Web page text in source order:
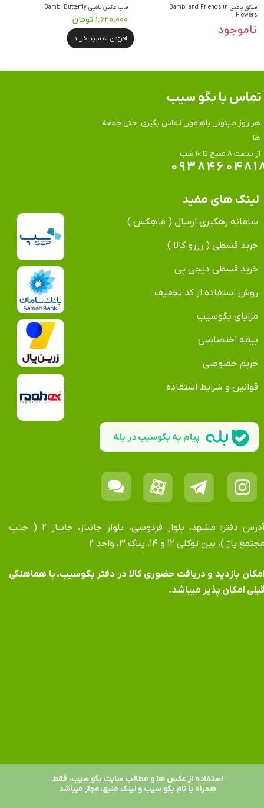
فیگور بامبی Bambi and Friends in
Flowers
ناموجود
قاب عکس بامبی Bambi Butterfly
۱,۶۲۰,۰۰۰ تومان
افزودن به سبد خرید
هر روز میتونی باهامون تماس بگیری؛ حتی جمعه
ها
​​​​​​​از ساعت ۸ صبح تا ۱۰ شب
تماس​​​​​​​ با بگو سیب
لینک های مفید
سامانه رهگیری ارسال ( ماهِکس )
خرید قسطی ( رزرو کالا )
خرید قسطی دیجی پی
روش استفاده از کد تخفیف
مزایای بگوسیب
بیمه اختصاصی
حریم خصوصی
قوانین و شرایط استفاده
آدرس دفتر: مشهد، بلوار فردوسی، بلوار جانباز، جانباز ۲ ( جنب
پاژ )، بین توکلی ۱۲ و ۱۴، پلاک ۳، واحد ۲
بازدید و دریافت حضوری کالا در دفتر بگوسیب، با هماهنگی
امکان پذیر میباشد.
پیام به بگوسیب در بله
استفاده از عکس ها و مطالب سایت بگو سیب، فقط
همراه با نام بگو سیب و لینک منبع، مجاز میباشد